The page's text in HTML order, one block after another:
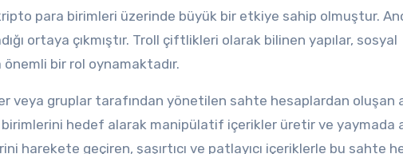
para birimleri üzerinde büyük bir etkiye sahip olmuştur.
ortaya çıkmıştır. Troll çiftlikleri olarak bilinen yapılar, sosyal
bir rol oynamaktadır.
gruplar tarafından yönetilen sahte hesaplardan oluşan
hedef alarak manipülatif içerikler üretir ve yaymada
harekete geçiren, şaşırtıcı ve patlayıcı içeriklerle bu sahte